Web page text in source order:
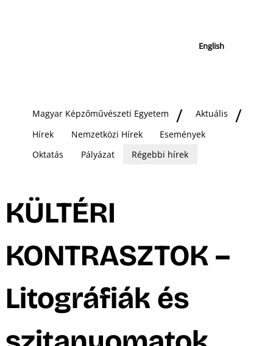
English
Magyar Képzőművészeti Egyetem
Aktuális
Hírek
Nemzetközi Hírek
Események
Oktatás
Pályázat Régebbi hírek
KÜLTÉRI
KONTRASZTOK –
Litográfiák és